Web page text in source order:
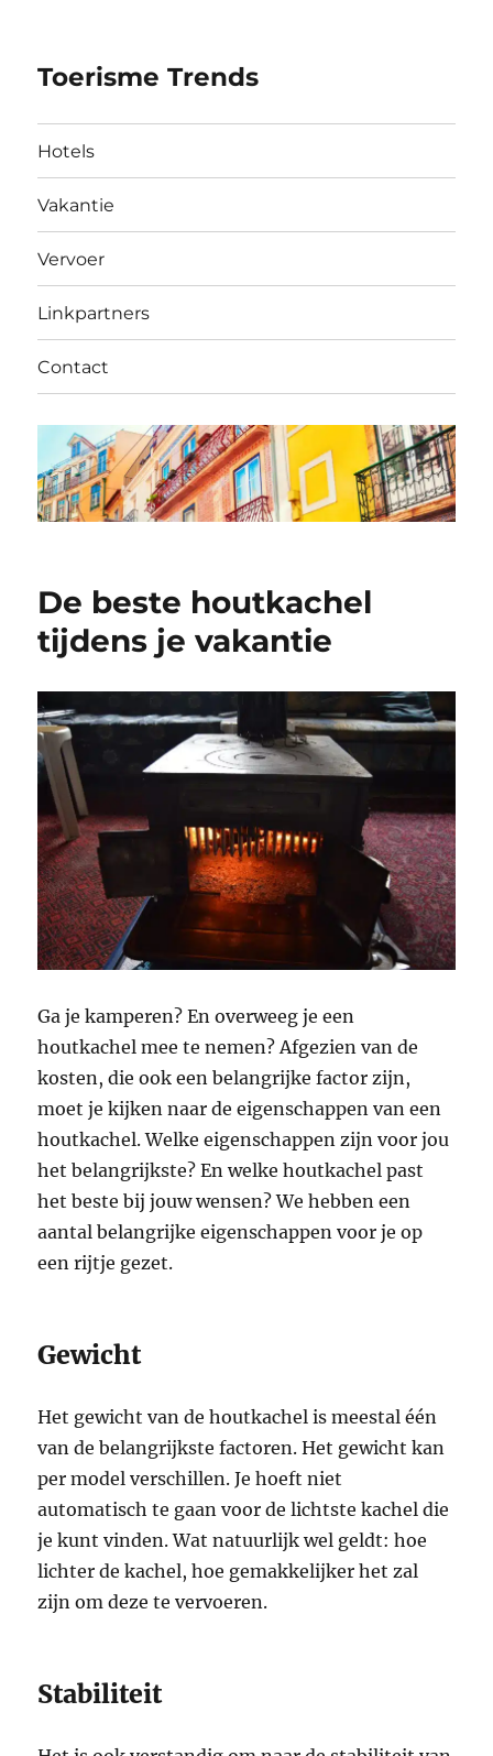
Toerisme Trends
Hotels
Vakantie
Vervoer
Linkpartners
Contact
De beste houtkachel
tijdens je vakantie
Ga je kamperen? En overweeg je een
houtkachel mee te nemen? Afgezien van de
kosten, die ook een belangrijke factor zijn,
moet je kijken naar de eigenschappen van een
houtkachel. Welke eigenschappen zijn voor jou
het belangrijkste? En welke houtkachel past
het beste bij jouw wensen? We hebben een
aantal belangrijke eigenschappen voor je op
een rijtje gezet.
Gewicht
Het gewicht van de houtkachel is meestal één
van de belangrijkste factoren. Het gewicht kan
per model verschillen. Je hoeft niet
automatisch te gaan voor de lichtste kachel die
je kunt vinden. Wat natuurlijk wel geldt: hoe
lichter de kachel, hoe gemakkelijker het zal
zijn om deze te vervoeren.
Stabiliteit